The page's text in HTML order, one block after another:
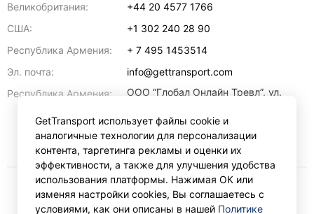
Великобритания:
+44 20 4577 1766
США:
+1 302 240 28 90
Республика Армения:
+ 7 495 1453514
Эл. почта:
info@gettransport.com
Республика Армения:
ООО “Глобал Онлайн Тревл”, ул.
регистрационный номер
271.110.1183229, РНН 00238516
Ереван 0070
RUB
GetTransport использует файлы cookie и
аналогичные технологии для персонализации
контента, таргетинга рекламы и оценки их
эффективности, а также для улучшения удобства
использования платформы. Нажимая ОК или
изменяя настройки cookies, Вы соглашаетесь с
условиями, как они описаны в нашей Политике